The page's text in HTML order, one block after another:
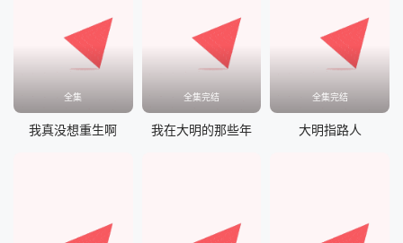
全集
我真没想重生啊
全集完结
我在大明的那些年
全集完结
大明指路人